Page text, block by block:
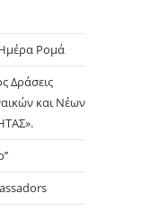
Ρομά
Δράσεις
και Νέων